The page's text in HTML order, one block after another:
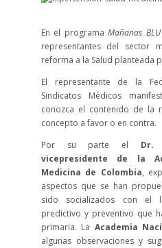
En el programa Mañanas BLU
representantes del sector
reforma a la Salud planteada
El representante de la
Sindicatos Médicos
conozca el contenido de la
concepto a favor o en contra.
Por su parte el Dr.
vicepresidente de la
Medicina de Colombia,
aspectos que se han
sido socializados con el
predictivo y preventivo que
primaria. La Academia
algunas observaciones y